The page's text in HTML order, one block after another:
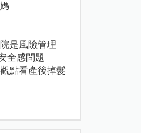
是風險管理
全感問題
點看產後掉髮